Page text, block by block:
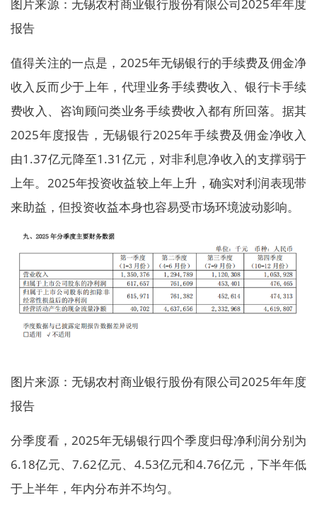
图片来源：无锡农村商业银行股份有限公司2025年年度
报告
值得关注的一点是，2025年无锡银行的手续费及佣金净
收入反而少于上年，代理业务手续费收入、银行卡手续
费收入、咨询顾问类业务手续费收入都有所回落。据其
2025年度报告，无锡银行2025年手续费及佣金净收入
由1.37亿元降至1.31亿元，对非利息净收入的支撑弱于
上年。2025年投资收益较上年上升，确实对利润表现带
来助益，但投资收益本身也容易受市场环境波动影响。
图片来源：无锡农村商业银行股份有限公司2025年年度
报告
分季度看，2025年无锡银行四个季度归母净利润分别为
6.18亿元、7.62亿元、4.53亿元和4.76亿元，下半年低
于上半年，年内分布并不均匀。